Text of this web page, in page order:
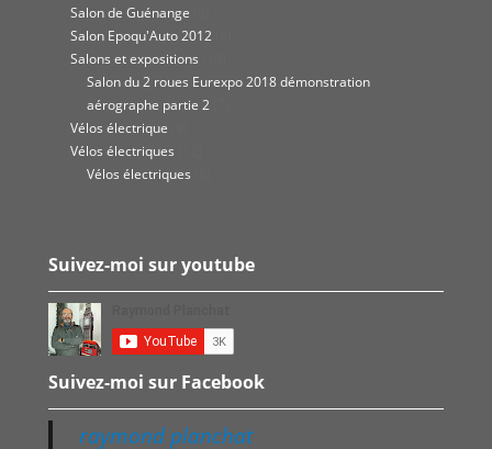
Salon de Guénange
Salon Epoqu'Auto 2012
Salons et expositions
Salon du 2 roues Eurexpo 2018 démonstration
aérographe partie 2
Vélos électrique
Vélos électriques
Vélos électriques
Suivez-moi sur youtube
Suivez-moi sur Facebook
raymond planchat